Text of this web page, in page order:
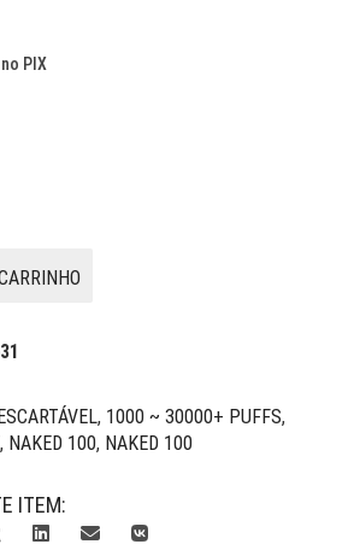
PIX
, 1000 ~ 30000+ PUFFS,
, NAKED 100, NAKED 100
ITEM: